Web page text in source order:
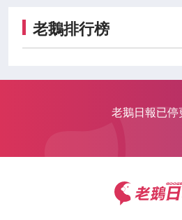
老鵝排行榜
老鵝日報已停